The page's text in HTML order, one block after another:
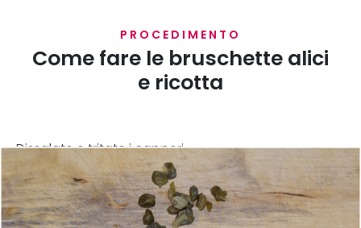
PROCEDIMENTO
Come fare le bruschette alici
e ricotta
Dissalate e tritate i capperi.